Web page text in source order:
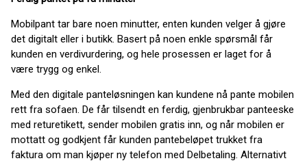
Mobilpant tar bare noen minutter, enten kunden velger å gjøre
det digitalt eller i butikk. Basert på noen enkle spørsmål får
kunden en verdivurdering, og hele prosessen er laget for å
være trygg og enkel.
Med den digitale panteløsningen kan kundene nå pante mobilen
rett fra sofaen. De får tilsendt en ferdig, gjenbrukbar panteeske
med returetikett, sender mobilen gratis inn, og når mobilen er
mottatt og godkjent får kunden pantebeløpet trukket fra
faktura om man kjøper ny telefon med Delbetaling. Alternativt